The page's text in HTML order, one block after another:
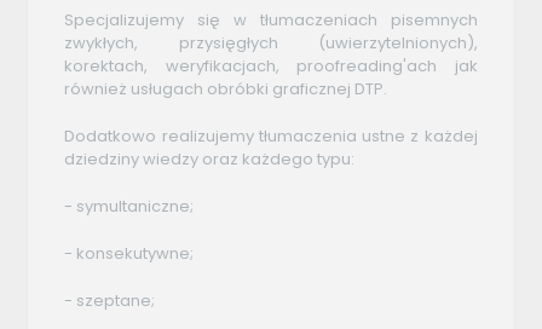
Specjalizujemy się w tłumaczeniach pisemnych
zwykłych, przysięgłych (uwierzytelnionych),
korektach, weryfikacjach, proofreading'ach jak
również usługach obróbki graficznej DTP.
Dodatkowo realizujemy tłumaczenia ustne z każdej
dziedziny wiedzy oraz każdego typu:
- symultaniczne;
- konsekutywne;
- szeptane;